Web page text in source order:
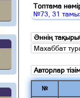
Топтама
№73, 31
Әннің
Махаббат
Авторлар
№